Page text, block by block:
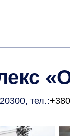
, тел.: